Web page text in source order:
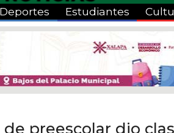
Deportes Estudiantes
preescolar dio